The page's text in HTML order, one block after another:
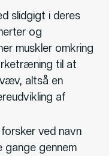
slidgigt i deres
og
muskler omkring
til at
altså en
af
ved navn
gange gennem